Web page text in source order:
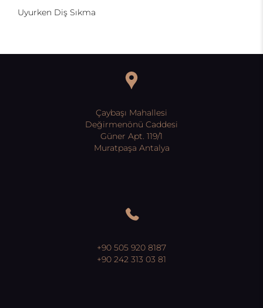
Uyurken Diş Sıkma
Çaybaşı Mahallesi
Değirmenönü Caddesi
Güner Apt. 119/1
Muratpaşa Antalya
+90 505 920 8187
+90 242 313 03 81